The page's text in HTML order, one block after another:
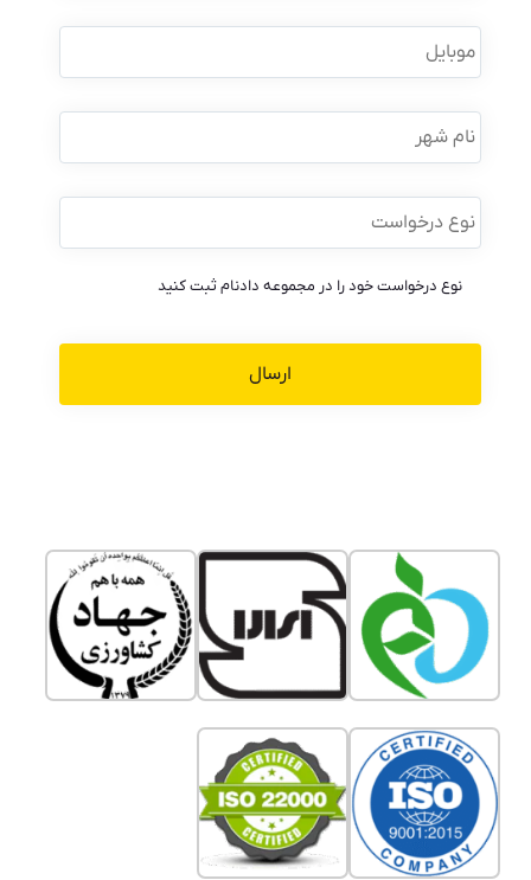
موبایل *
نام
شهر
نوع
درخواست *
نوع درخواست خود را در مجموعه دادنام ثبت کنید